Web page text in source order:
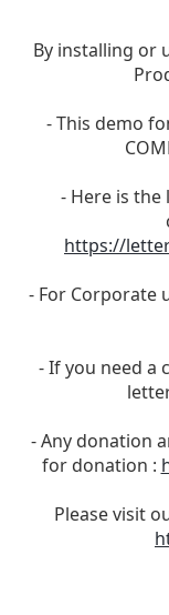
By installing or
- This demo
- Here is
https://
- For Corporate
- If you need a
- Any donation
for donation :
Please visit